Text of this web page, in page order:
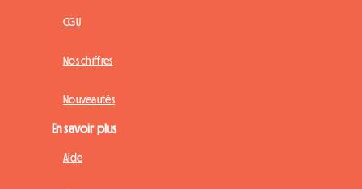
CGU
Nos chiffres
Nouveautés
En savoir plus
Aide